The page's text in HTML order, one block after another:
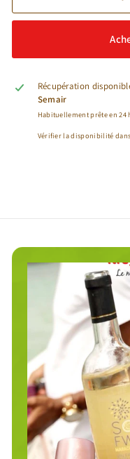
Récupération
Semair
Habituellement prête en 24
Vérifier la disponibilité